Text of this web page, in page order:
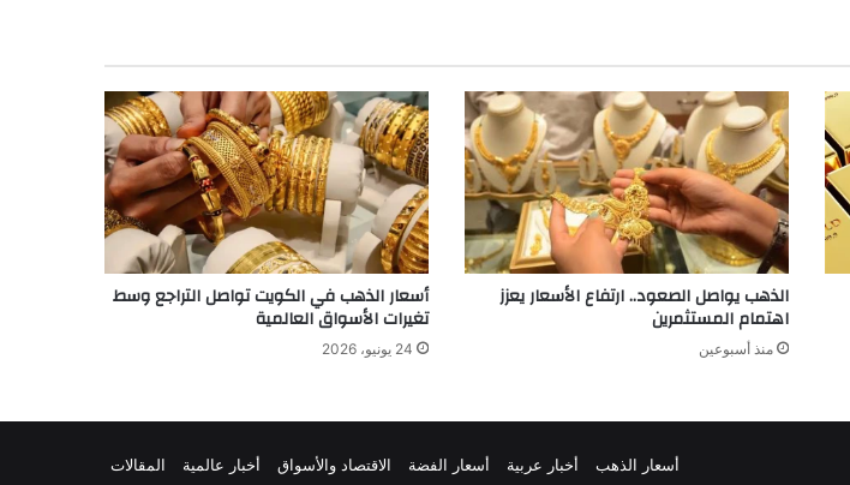
الذهب يواصل الصعود.. ارتفاع الأسعار يعزز
اهتمام المستثمرين
منذ أسبوعين
أسعار الذهب في الكويت تواصل التراجع وسط
تغيرات الأسواق العالمية
24 يونيو، 2026
أسعار الذهب أخبار عربية أسعار الفضة الاقتصاد والأسواق أخبار عالمية المقالات